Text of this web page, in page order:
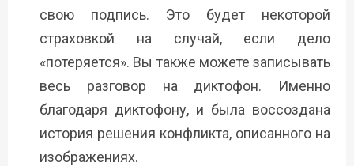
свою подпись. Это будет некоторой
страховкой на случай, если дело
«потеряется». Вы также можете записывать
весь разговор на диктофон. Именно
благодаря диктофону, и была воссоздана
история решения конфликта, описанного на
изображениях.